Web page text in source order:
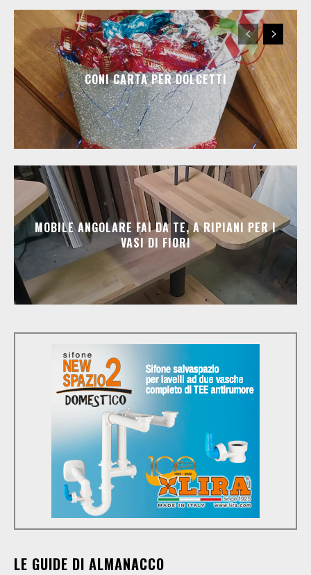
CONI CARTA PER DOLCETTI
MOBILE ANGOLARE FAI DA TE, A RIPIANI PER I
VASI DI FIORI
LE GUIDE DI ALMANACCO